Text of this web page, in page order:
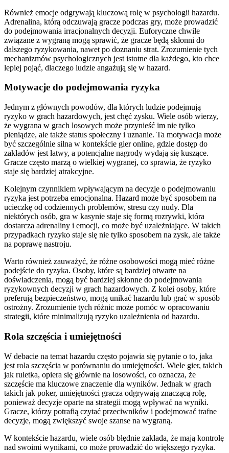
Również emocje odgrywają kluczową rolę w psychologii hazardu.
Adrenalina, którą odczuwają gracze podczas gry, może prowadzić
do podejmowania irracjonalnych decyzji. Euforyczne chwile
związane z wygraną mogą sprawić, że gracze będą skłonni do
dalszego ryzykowania, nawet po doznaniu strat. Zrozumienie tych
mechanizmów psychologicznych jest istotne dla każdego, kto chce
lepiej pojąć, dlaczego ludzie angażują się w hazard.
Motywacje do podejmowania ryzyka
Jednym z głównych powodów, dla których ludzie podejmują
ryzyko w grach hazardowych, jest chęć zysku. Wiele osób wierzy,
że wygrana w grach losowych może przynieść im nie tylko
pieniądze, ale także status społeczny i uznanie. Ta motywacja może
być szczególnie silna w kontekście gier online, gdzie dostęp do
zakładów jest łatwy, a potencjalne nagrody wydają się kuszące.
Gracze często marzą o wielkiej wygranej, co sprawia, że ryzyko
staje się bardziej atrakcyjne.
Kolejnym czynnikiem wpływającym na decyzje o podejmowaniu
ryzyka jest potrzeba emocjonalna. Hazard może być sposobem na
ucieczkę od codziennych problemów, stresu czy nudy. Dla
niektórych osób, gra w kasynie staje się formą rozrywki, która
dostarcza adrenaliny i emocji, co może być uzależniające. W takich
przypadkach ryzyko staje się nie tylko sposobem na zysk, ale także
na poprawę nastroju.
Warto również zauważyć, że różne osobowości mogą mieć różne
podejście do ryzyka. Osoby, które są bardziej otwarte na
doświadczenia, mogą być bardziej skłonne do podejmowania
ryzykownych decyzji w grach hazardowych. Z kolei osoby, które
preferują bezpieczeństwo, mogą unikać hazardu lub grać w sposób
ostrożny. Zrozumienie tych różnic może pomóc w opracowaniu
strategii, które minimalizują ryzyko uzależnienia od hazardu.
Rola szczęścia i umiejętności
W debacie na temat hazardu często pojawia się pytanie o to, jaka
jest rola szczęścia w porównaniu do umiejętności. Wiele gier, takich
jak ruletka, opiera się głównie na losowości, co oznacza, że
szczęście ma kluczowe znaczenie dla wyników. Jednak w grach
takich jak poker, umiejętności gracza odgrywają znaczącą rolę,
ponieważ decyzje oparte na strategii mogą wpływać na wyniki.
Gracze, którzy potrafią czytać przeciwników i podejmować trafne
decyzje, mogą zwiększyć swoje szanse na wygraną.
W kontekście hazardu, wiele osób błędnie zakłada, że mają kontrolę
nad swoimi wynikami, co może prowadzić do większego ryzyka.